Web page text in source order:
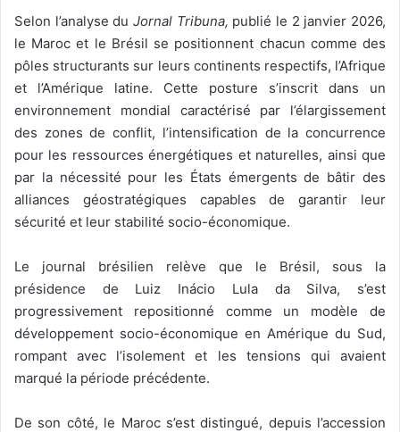
Selon l’analyse du Jornal Tribuna, publié le 2 janvier 2026,
le Maroc et le Brésil se positionnent chacun comme des
pôles structurants sur leurs continents respectifs, l’Afrique
et l’Amérique latine. Cette posture s’inscrit dans un
environnement mondial caractérisé par l’élargissement
des zones de conflit, l’intensification de la concurrence
pour les ressources énergétiques et naturelles, ainsi que
par la nécessité pour les États émergents de bâtir des
alliances géostratégiques capables de garantir leur
sécurité et leur stabilité socio-économique.
Le journal brésilien relève que le Brésil, sous la
présidence de Luiz Inácio Lula da Silva, s’est
progressivement repositionné comme un modèle de
développement socio-économique en Amérique du Sud,
rompant avec l’isolement et les tensions qui avaient
marqué la période précédente.
De son côté, le Maroc s’est distingué, depuis l’accession